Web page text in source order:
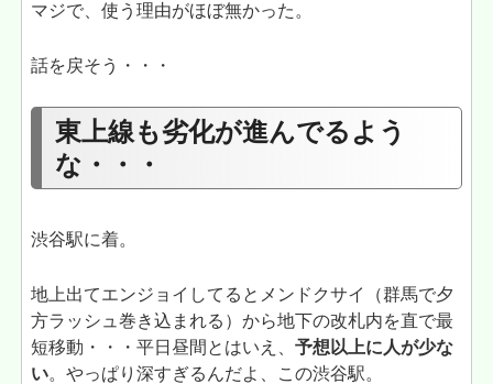
マジで、使う理由がほぼ無かった。
話を戻そう・・・
東上線も劣化が進んでるよう
な・・・
渋谷駅に着。
地上出てエンジョイしてるとメンドクサイ（群馬で夕
方ラッシュ巻き込まれる）から地下の改札内を直で最
短移動・・・平日昼間とはいえ、予想以上に人が少な
い。やっぱり深すぎるんだよ、この渋谷駅。